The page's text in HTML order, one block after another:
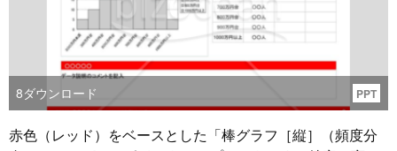
8ダウンロード PPT
赤色（レッド）をベースとした「棒グラフ［縦］（頻度分